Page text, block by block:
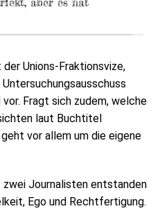
Unions-Fraktionsvize,
Fragt sich zudem, welche
laut Buchtitel
vor allem um die eigene
zwei Journalisten entstanden
Ego und Rechtfertigung.